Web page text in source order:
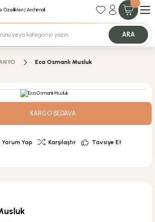
35+ Yıllık Tecrübe
Özel Fiyatlar için Bizden Teklif Alabilirsiniz.
ARA
Eca Osmanlı Musluk
KARGO BEDAVA
Yorum Yap Karşılaştır
Tavsiye Et